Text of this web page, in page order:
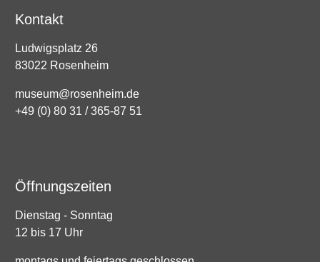
Kontakt
Ludwigsplatz 26
83022 Rosenheim
museum@rosenheim.de
+49 (0) 80 31 / 365-87 51
Öffnungszeiten
Dienstag - Sonntag
12 bis 17 Uhr